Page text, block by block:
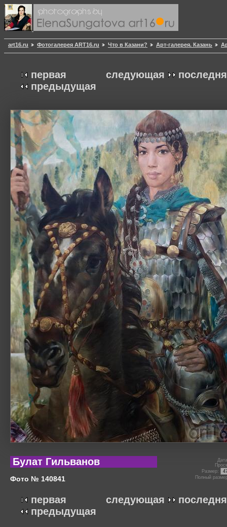
art16.ru Фотогалерея ART16.ru Что в Казани? Арт-галерея. Казань
следующая
первая
предыдущая
Булат Гильванов
Фото № 140841
Размер:
Полный
следующая
первая
предыдущая